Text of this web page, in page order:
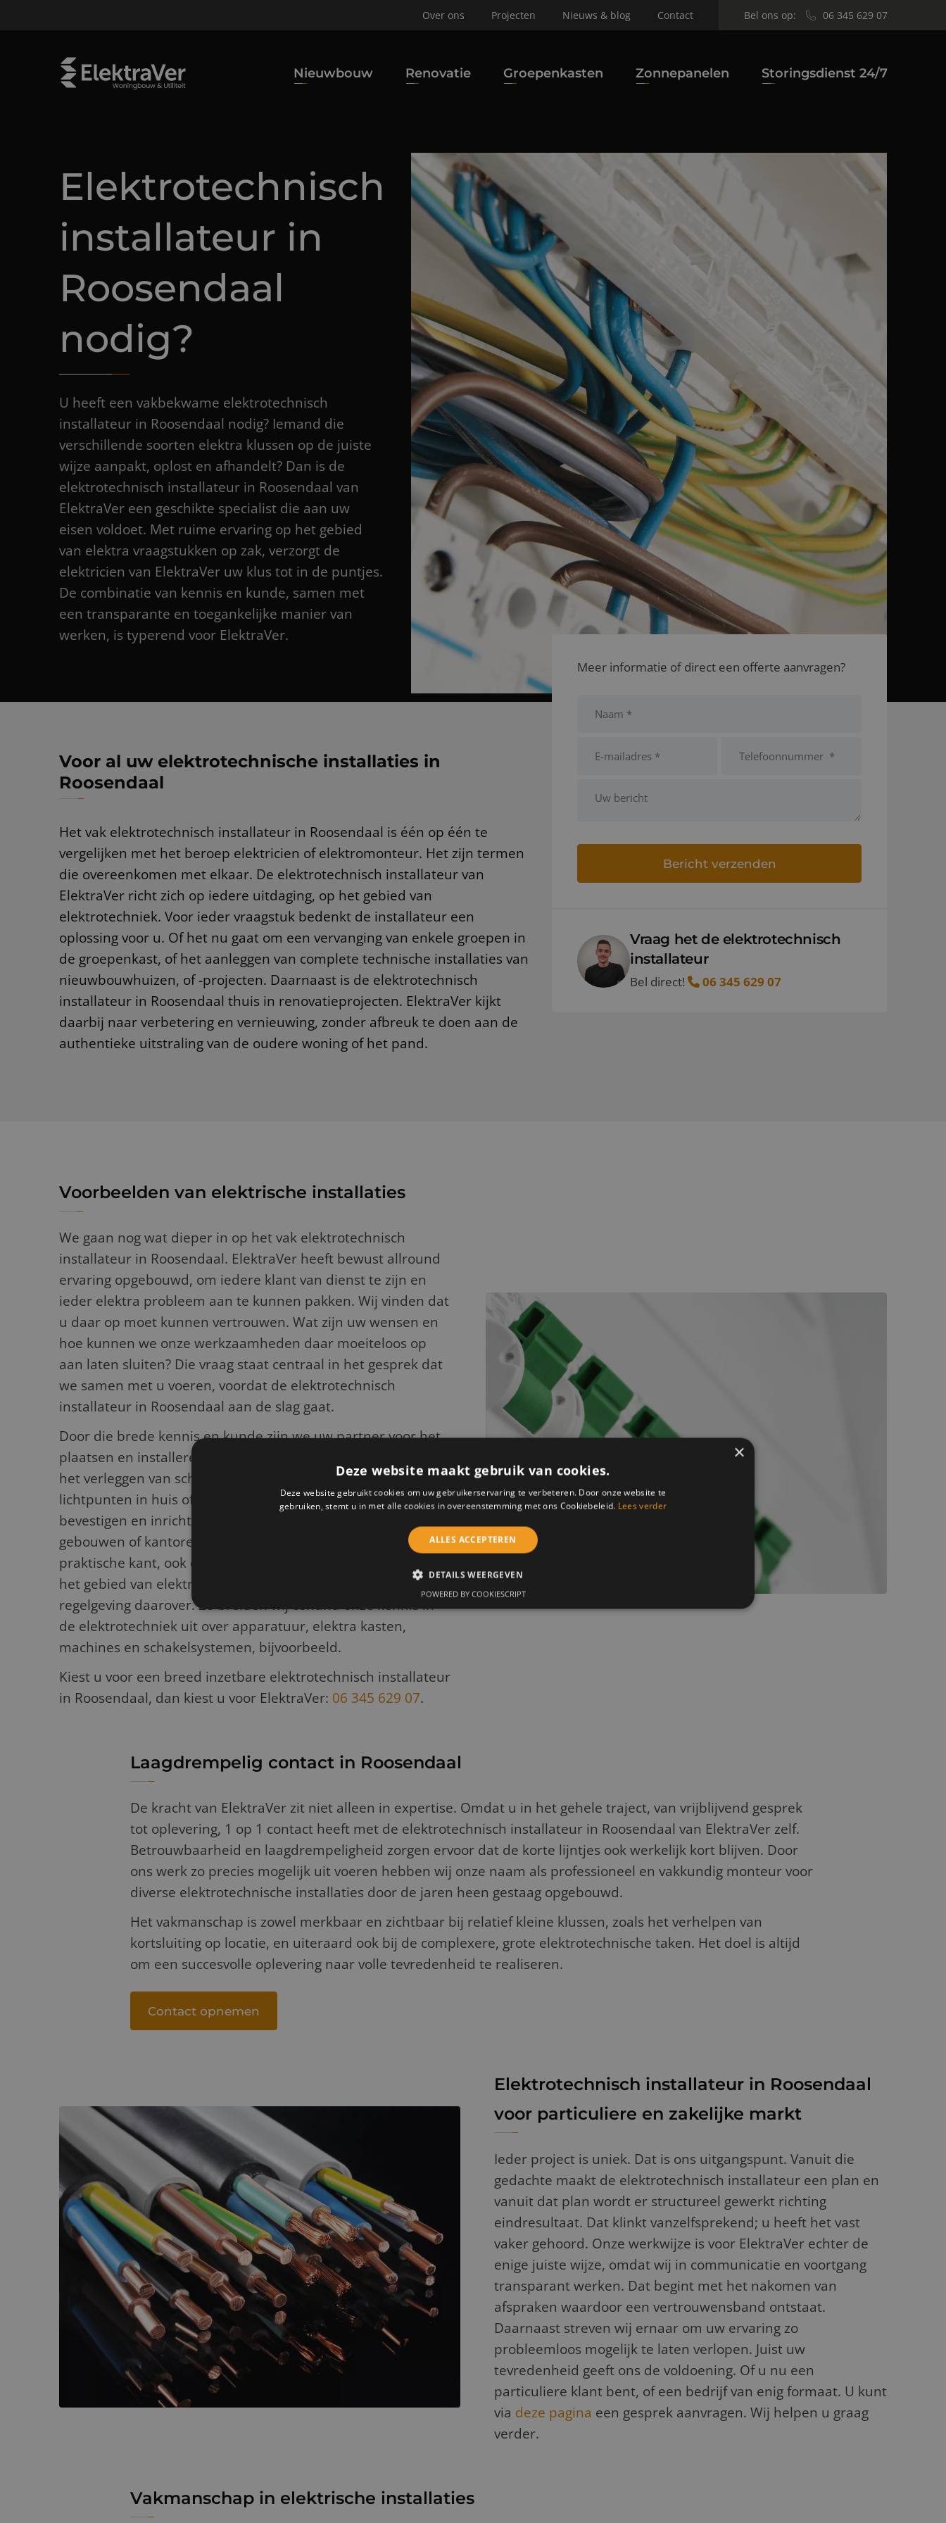
Over ons Projecten Nieuws & blog Contact Bel ons op: 06 345 629 07
Nieuwbouw Renovatie Groepenkasten Zonnepanelen Storingsdienst 24/7
Elektrotechnisch
installateur in
Roosendaal
nodig?
U heeft een vakbekwame elektrotechnisch
installateur in Roosendaal nodig? Iemand die
verschillende soorten elektra klussen op de juiste
wijze aanpakt, oplost en afhandelt? Dan is de
elektrotechnisch installateur in Roosendaal van
ElektraVer een geschikte specialist die aan uw
eisen voldoet. Met ruime ervaring op het gebied
van elektra vraagstukken op zak, verzorgt de
elektricien van ElektraVer uw klus tot in de puntjes.
De combinatie van kennis en kunde, samen met
een transparante en toegankelijke manier van
werken, is typerend voor ElektraVer.
Voor al uw elektrotechnische installaties in
Roosendaal
Het vak elektrotechnisch installateur in Roosendaal is één op één te
vergelijken met het beroep elektricien of elektromonteur. Het zijn termen
die overeenkomen met elkaar. De elektrotechnisch installateur van
ElektraVer richt zich op iedere uitdaging, op het gebied van
elektrotechniek. Voor ieder vraagstuk bedenkt de installateur een
oplossing voor u. Of het nu gaat om een vervanging van enkele groepen in
de groepenkast, of het aanleggen van complete technische installaties van
nieuwbouwhuizen, of -projecten. Daarnaast is de elektrotechnisch
installateur in Roosendaal thuis in renovatieprojecten. ElektraVer kijkt
daarbij naar verbetering en vernieuwing, zonder afbreuk te doen aan de
authentieke uitstraling van de oudere woning of het pand.
Meer informatie of direct een offerte aanvragen?
Vraag het de elektrotechnisch
installateur
Bel direct! 06 345 629 07
Voorbeelden van elektrische installaties
We gaan nog wat dieper in op het vak elektrotechnisch
installateur in Roosendaal. ElektraVer heeft bewust allround
ervaring opgebouwd, om iedere klant van dienst te zijn en
ieder elektra probleem aan te kunnen pakken. Wij vinden dat
u daar op moet kunnen vertrouwen. Wat zijn uw wensen en
hoe kunnen we onze werkzaamheden daar moeiteloos op
aan laten sluiten? Die vraag staat centraal in het gesprek dat
we samen met u voeren, voordat de elektrotechnisch
installateur in Roosendaal aan de slag gaat.
Door die brede kennis en kunde zijn we uw partner voor het
plaatsen en installeren van
het verleggen van schakelaars in huis, voor het vervangen van
lichtpunten in huis of op kantoor, maar ook voor het
bevestigen en inrichten van noodverlichting in publieke
gebouwen of kantoren. Belangrijk is dat we, naast de
praktische kant, ook de nieuwste ontwikkelingen volgen op
het gebied van elektrotechnische installaties en de
regelgeving daarover. Zo breiden wij continu onze kennis in
de elektrotechniek uit over apparatuur, elektra kasten,
machines en schakelsystemen, bijvoorbeeld.
Kiest u voor een breed inzetbare elektrotechnisch installateur
in Roosendaal, dan kiest u voor ElektraVer: 06 345 629 07.
Laagdrempelig contact in Roosendaal
De kracht van ElektraVer zit niet alleen in expertise. Omdat u in het gehele traject, van vrijblijvend gesprek
tot oplevering, 1 op 1 contact heeft met de elektrotechnisch installateur in Roosendaal van ElektraVer zelf.
Betrouwbaarheid en laagdrempeligheid zorgen ervoor dat de korte lijntjes ook werkelijk kort blijven. Door
ons werk zo precies mogelijk uit voeren hebben wij onze naam als professioneel en vakkundig monteur voor
diverse elektrotechnische installaties door de jaren heen gestaag opgebouwd.
Het vakmanschap is zowel merkbaar en zichtbaar bij relatief kleine klussen, zoals het verhelpen van
kortsluiting op locatie, en uiteraard ook bij de complexere, grote elektrotechnische taken. Het doel is altijd
om een succesvolle oplevering naar volle tevredenheid te realiseren.
Contact opnemen
Elektrotechnisch installateur in Roosendaal
voor particuliere en zakelijke markt
Ieder project is uniek. Dat is ons uitgangspunt. Vanuit die
gedachte maakt de elektrotechnisch installateur een plan en
vanuit dat plan wordt er structureel gewerkt richting
eindresultaat. Dat klinkt vanzelfsprekend; u heeft het vast
vaker gehoord. Onze werkwijze is voor ElektraVer echter de
enige juiste wijze, omdat wij in communicatie en voortgang
transparant werken. Dat begint met het nakomen van
afspraken waardoor een vertrouwensband ontstaat.
Daarnaast streven wij ernaar om uw ervaring zo
probleemloos mogelijk te laten verlopen. Juist uw
tevredenheid geeft ons de voldoening. Of u nu een
particuliere klant bent, of een bedrijf van enig formaat. U kunt
via deze pagina een gesprek aanvragen. Wij helpen u graag
verder.
Vakmanschap in elektrische installaties
×
Deze website maakt gebruik van cookies.
Deze website gebruikt cookies om uw gebruikerservaring te verbeteren. Door onze website te
gebruiken, stemt u in met alle cookies in overeenstemming met ons Cookiebeleid. Lees verder
ALLES ACCEPTEREN
DETAILS WEERGEVEN
POWERED BY COOKIESCRIPT